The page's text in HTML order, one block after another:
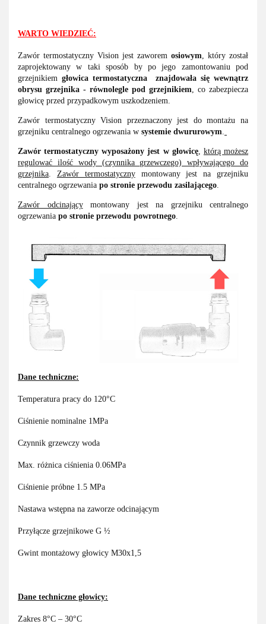
WARTO WIEDZIEĆ:
Zawór termostatyczny Vision jest zaworem osiowym, który został
zaprojektowany w taki sposób by po jego zamontowaniu pod
grzejnikiem głowica termostatyczna znajdowała się wewnątrz
obrysu grzejnika - równolegle pod grzejnikiem, co zabezpiecza
głowicę przed przypadkowym uszkodzeniem.
Zawór termostatyczny Vision przeznaczony jest do montażu na
grzejniku centralnego ogrzewania w systemie dwururowym.
Zawórtermostatyczny wyposażony jest w głowicę, którą możesz
regulować ilość wody (czynnika grzewczego) wpływającego do
grzejnika. Zawór termostatyczny
montowany jest na grzejniku
centralnego ogrzewania po stronie przewodu zasilającego.
Zawór odcinającymontowany jest na grzejniku centralnego
ogrzewania po stronie przewodu powrotnego.
Dane techniczne:
Temperatura pracy do 120°C
Ciśnienie nominalne 1MPa
Czynnik grzewczy woda
Max. różnica ciśnienia 0.06MPa
Ciśnienie próbne 1.5 MPa
Nastawa wstępna na zaworze odcinającym
Przyłącze grzejnikowe G ½
Gwint montażowy głowicy M30x1,5
Dane techniczne głowicy:
Zakres 8°C – 30°C